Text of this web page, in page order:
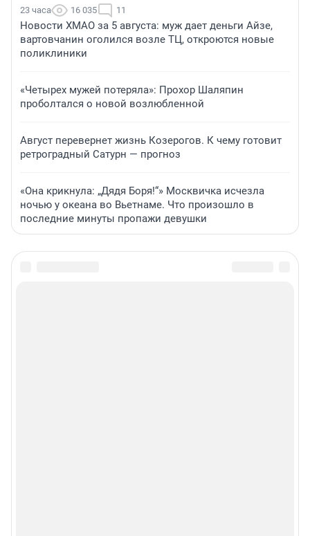
23 часа 16 035 11
Новости ХМАО за 5 августа: муж дает деньги Айзе,
вартовчанин оголился возле ТЦ, откроются новые
поликлиники
«Четырех мужей потеряла»: Прохор Шаляпин
проболтался о новой возлюбленной
Август перевернет жизнь Козерогов. К чему готовит
ретроградный Сатурн — прогноз
«Она крикнула: „Дядя Боря!“» Москвичка исчезла
ночью у океана во Вьетнаме. Что произошло в
последние минуты пропажи девушки